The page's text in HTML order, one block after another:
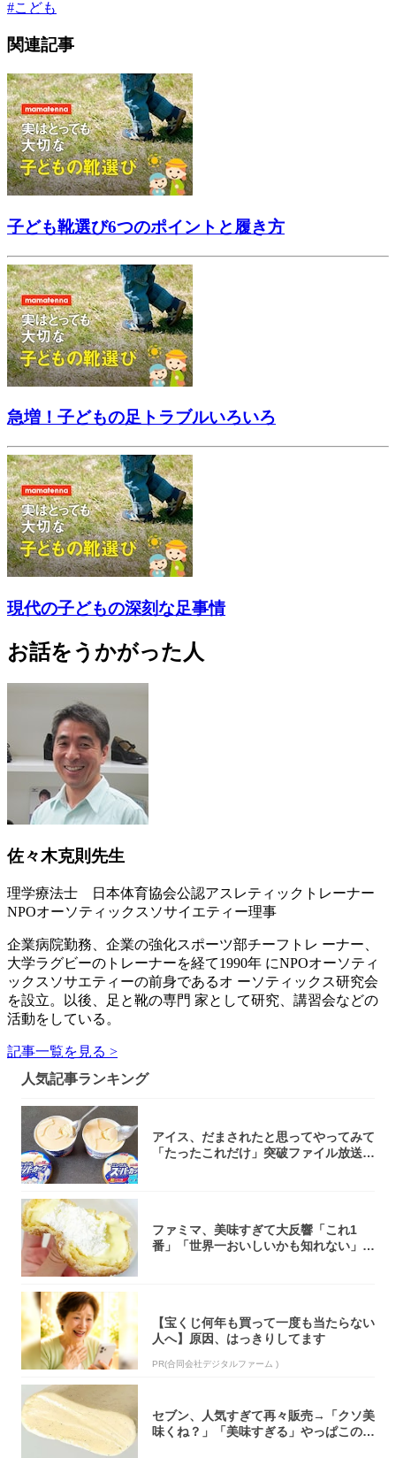
#こども
関連記事
子ども靴選び6つのポイントと履き方
急増！子どもの足トラブルいろいろ
現代の子どもの深刻な足事情
お話をうかがった人
佐々木克則先生
理学療法士 日本体育協会公認アスレティックトレーナー
NPOオーソティックスソサイエティー理事
企業病院勤務、企業の強化スポーツ部チーフトレ ーナー、
大学ラグビーのトレーナーを経て1990年 にNPOオーソティ
ックスソサエティーの前身であるオ ーソティックス研究会
を設立。以後、足と靴の専門 家として研究、講習会などの
活動をしている。
記事一覧を見る >
人気記事ランキング
アイス、だまされたと思ってやってみて
「たったこれだけ」突破ファイル放送で
ファミマ、美味すぎて大反響「これ1
番」「世界一おいしいかも知れない」
【宝くじ何年も買って一度も当たらない
人へ】原因、はっきりしてます
PR(合同会社デジタルファーム )
セブン、人気すぎて再々販売→「クソ美
味くね？」「美味すぎる」やっぱこのク